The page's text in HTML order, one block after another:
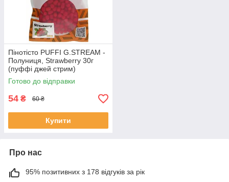
Пінотісто PUFFI G.STREAM -
Полуниця, Strawberry 30г
(пуффі джей стрим)
Готово до відправки
54 ₴ 60 ₴
Купити
Про нас
95% позитивних з 178 відгуків за рік